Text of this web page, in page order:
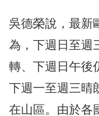
吳德榮說，最新
為，下週日至週
轉、下週日午後
下週一至週三晴
在山區。由於各